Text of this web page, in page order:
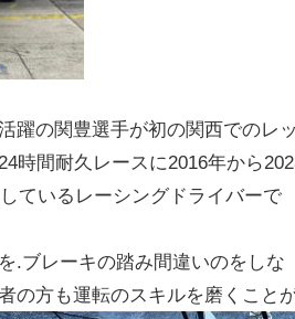
躍の関豊選手が初の関西でのレ
時間耐久レースに2016年から
ているレーシングドライバーで
.ブレーキの踏み間違いのをしな
の方も運転のスキルを磨くこと